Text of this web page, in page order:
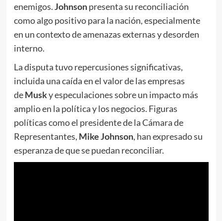
enemigos.Johnsonpresenta su reconciliación
como algo positivo para la nación, especialmente
en un contexto de amenazas externas y desorden
interno.
La disputa tuvo repercusiones significativas,
incluida una caída en el valor de las empresas
deMusky especulaciones sobre un impacto más
amplio en la política y los negocios. Figuras
políticas como el presidente de la Cámara de
Representantes, Mike Johnson, han expresado su
esperanza de que se puedan reconciliar.